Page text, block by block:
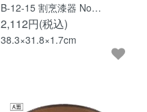
B-12-15 割烹漆器 No…
2,112円(税込)
38.3×31.8×1.7cm